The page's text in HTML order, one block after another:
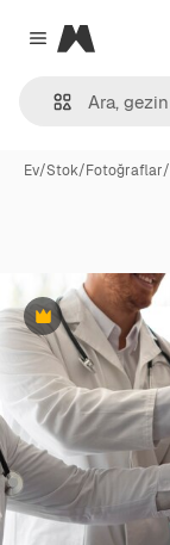
Close menu
Magnific
Ev/Stok/Fotoğraflar/
Premium